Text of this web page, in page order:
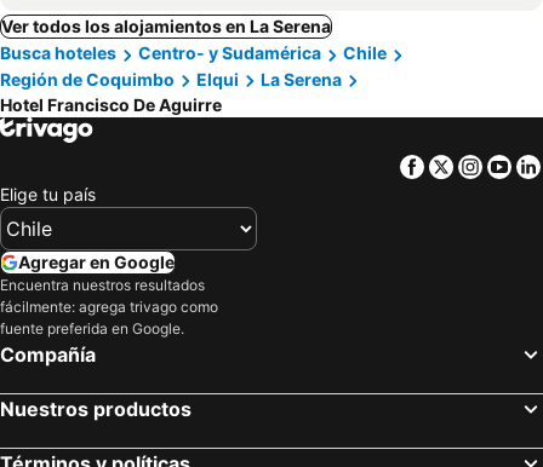
Ver todos los alojamientos en La Serena
Busca hoteles
Centro- y Sudamérica
Chile
Región de Coquimbo
Elqui
La Serena
Hotel Francisco De Aguirre
Facebook
Twitter
Elige tu país
Agregar en Google
Encuentra nuestros resultados
fácilmente: agrega trivago como
fuente preferida en Google.
Compañía
Nuestros productos